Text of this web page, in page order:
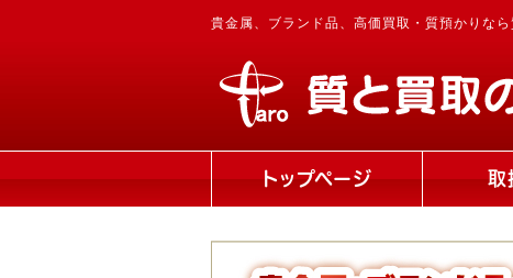
貴金属、ブランド品、高価買取・質預かりな
トップページ 取